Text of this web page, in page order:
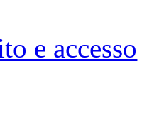
e accesso